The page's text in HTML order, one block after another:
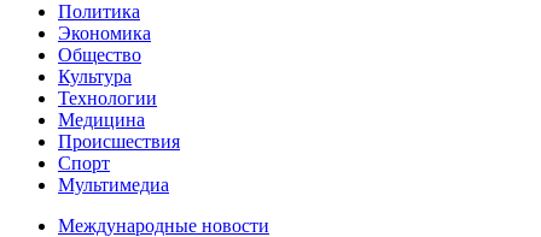
Политика
Экономика
Общество
Культура
Технологии
Медицина
Происшествия
Спорт
Мультимедиа
Международные новости